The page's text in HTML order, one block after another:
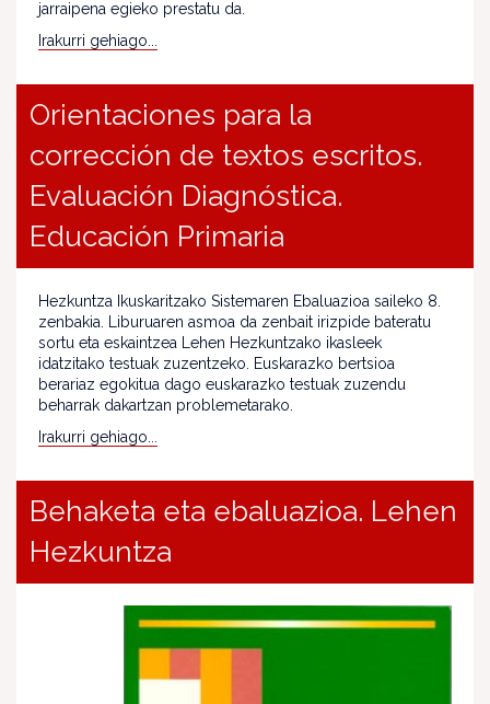
jarraipena egieko prestatu da.
Irakurri gehiago...
Orientaciones para la
corrección de textos escritos.
Evaluación Diagnóstica.
Educación Primaria
Hezkuntza Ikuskaritzako Sistemaren Ebaluazioa saileko 8.
zenbakia. Liburuaren asmoa da zenbait irizpide bateratu
sortu eta eskaintzea Lehen Hezkuntzako ikasleek
idatzitako testuak zuzentzeko. Euskarazko bertsioa
berariaz egokitua dago euskarazko testuak zuzendu
beharrak dakartzan problemetarako.
Irakurri gehiago...
Behaketa eta ebaluazioa. Lehen
Hezkuntza